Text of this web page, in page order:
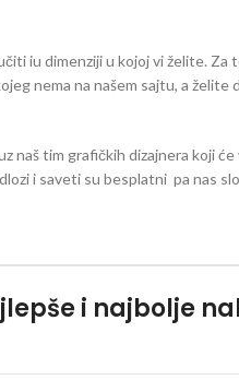
iu dimenziji u kojoj vi želite.
nema na našem sajtu, a želite
naš tim grafičkih dizajnera koji
i saveti su besplatni pa nas
i najbolje